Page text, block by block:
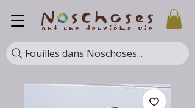
Fouilles dans Noschoses...